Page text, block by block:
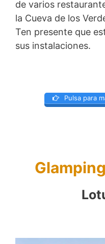
de varios
la Cueva de los
Ten presente que
sus instalaciones.
Pulsa para